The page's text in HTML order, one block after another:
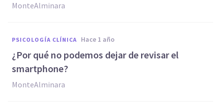
MonteAlminara
PSICOLOGÍA CLÍNICA hace 1 año
¿Por qué no podemos dejar de revisar el
smartphone?
MonteAlminara